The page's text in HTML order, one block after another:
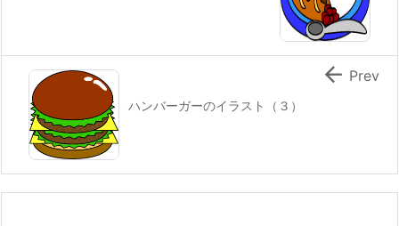
ハンバーガーのイラスト（３）
 Prev